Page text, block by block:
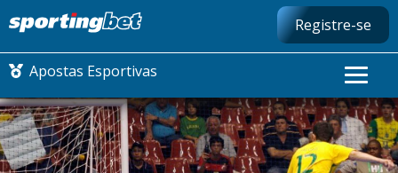
Registre-se
Apostas Esportivas
CONMEBOL LIBERTADORES